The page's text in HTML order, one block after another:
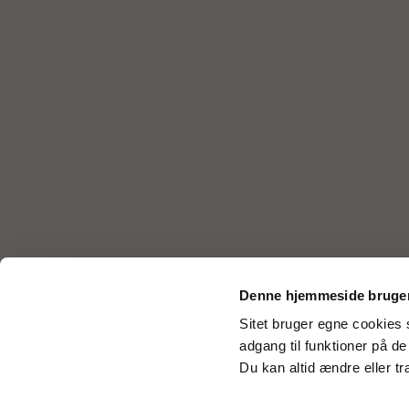
Denne hjemmeside
Sitet bruger egne
adgang til funktioner på
Du kan altid ændre eller